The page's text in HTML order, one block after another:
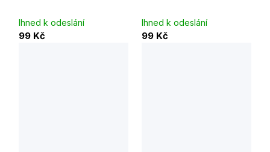
Ihned k odeslání
99 Kč
Ihned k odeslání
99 Kč